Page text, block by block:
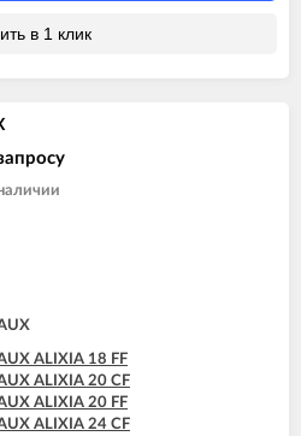
в 1 клик
ALIXIA 18 FF
ALIXIA 20 CF
ALIXIA 20 FF
ALIXIA 24 CF